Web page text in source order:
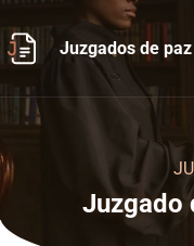
al
contenido
Juzgados de paz
Juzgado